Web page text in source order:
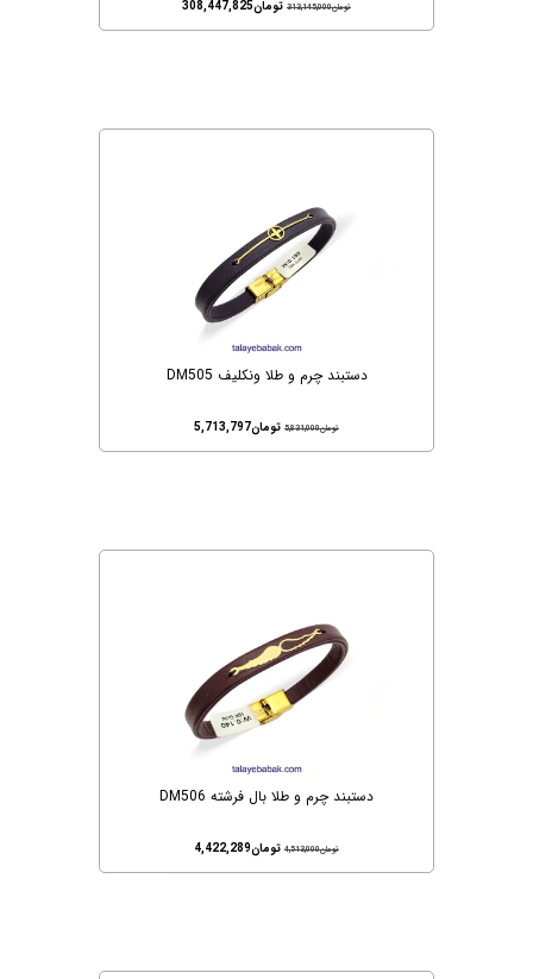
تومان313,145,000 تومان308,447,825
دستبند چرم و طلا ونکلیف DM505
تومان5,831,000 تومان5,713,797
دستبند چرم و طلا بال فرشته DM506
تومان4,513,000 تومان4,422,289